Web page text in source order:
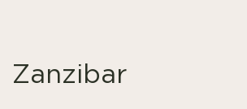
Zanzibar